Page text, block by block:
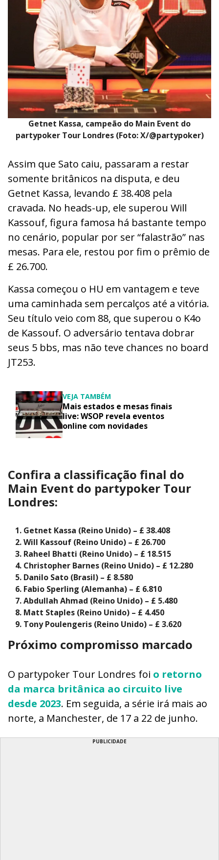
Getnet Kassa, campeão do Main Event do
partypoker Tour Londres (Foto: X/@partypoker)
Assim que Sato caiu, passaram a restar
somente britânicos na disputa, e deu
Getnet Kassa, levando £ 38.408 pela
cravada. No heads-up, ele superou Will
Kassouf, figura famosa há bastante tempo
no cenário, popular por ser “falastrão” nas
mesas. Para ele, restou por fim o prêmio de
£ 26.700.
Kassa começou o HU em vantagem e teve
uma caminhada sem percalços até a vitória.
Seu título veio com 88, que superou o K4o
de Kassouf. O adversário tentava dobrar
seus 5 bbs, mas não teve chances no board
JT253.
VEJA TAMBÉM
Mais estados e mesas finais
live: WSOP revela eventos
online com novidades
Confira a classificação final do
Main Event do partypoker Tour
Londres:
Getnet Kassa (Reino Unido) – £ 38.408
Will Kassouf (Reino Unido) – £ 26.700
Raheel Bhatti (Reino Unido) – £ 18.515
Christopher Barnes (Reino Unido) – £ 12.280
Danilo Sato (Brasil) – £ 8.580
Fabio Sperling (Alemanha) – £ 6.810
Abdullah Ahmad (Reino Unido) – £ 5.480
Matt Staples (Reino Unido) – £ 4.450
Tony Poulengeris (Reino Unido) – £ 3.620
Próximo compromisso marcado
O partypoker Tour Londres foi o retorno
da marca britânica ao circuito live
desde 2023. Em seguida, a série irá mais ao
norte, a Manchester, de 17 a 22 de junho.
PUBLICIDADE